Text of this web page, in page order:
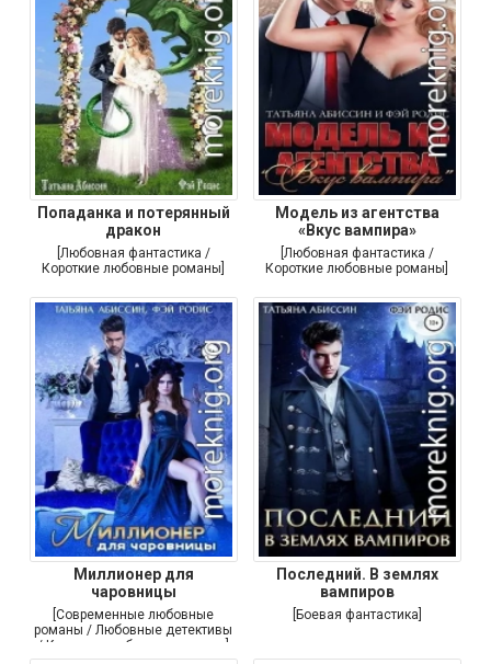
Попаданка и потерянный
дракон
[Любовная фантастика /
Короткие любовные романы]
Модель из агентства
«Вкус вампира»
[Любовная фантастика /
Короткие любовные романы]
Миллионер для
чаровницы
[Современные любовные
романы / Любовные детективы
/ Короткие любовные романы]
Последний. В землях
вампиров
[Боевая фантастика]